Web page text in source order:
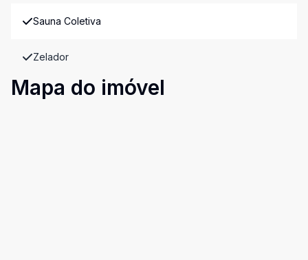
Sauna Coletiva
Zelador
Mapa do imóvel